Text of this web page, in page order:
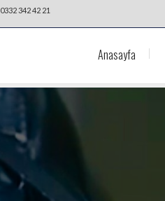
0332 342 42 21
Anasayfa